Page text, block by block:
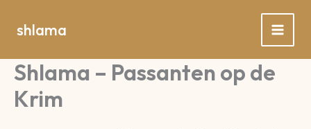
naar
inhoud
shlama
Shlama – Passanten op de
Krim